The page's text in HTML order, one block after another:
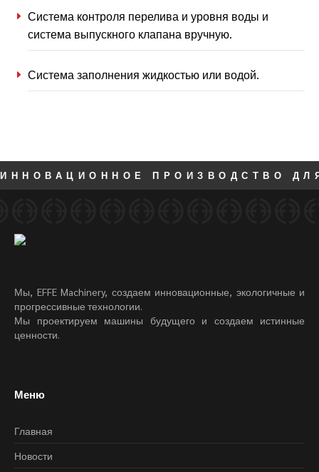
Система контроля перелива и уровня воды и
система выпускного клапана вручную.
Система заполнения жидкостью или водой.
ИННОВАЦИОННОЕ ПРОИЗВОДСТВО
Мы, EFFE Machinery, создаем инновационные, экологичные и
прогрессивные технологии.
Мы проектируем машины будущего и создаем истинные
ценности.
Меню
Главная
Новости